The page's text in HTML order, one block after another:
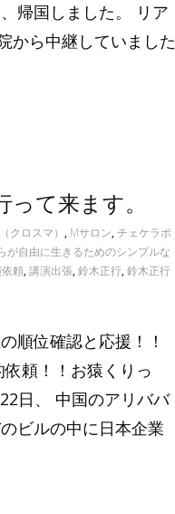
帰国しました。 リア
から中継していました
て来ます。
クロスマ） , Mサロン,チェケラポ
が自由に生きるためのシンプルな
頼,講演出張,鈴木正行,鈴木正行
順位確認と応援！！
頼！！お猿くりっ
日、 中国のアリババ
ビルの中に日本企業